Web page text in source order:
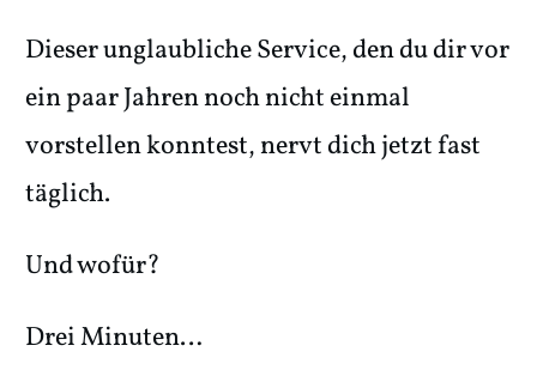
Dieser unglaubliche Service, den du dir vor
ein paar Jahren noch nicht einmal
vorstellen konntest, nervt dich jetzt fast
täglich.
Und wofür?
Drei Minuten…